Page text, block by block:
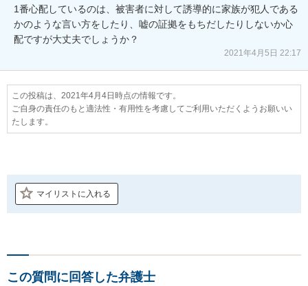
1番心配しているのは、被害者に対して誘導的に家族が犯人である
かのような言い方をしたり、嘘の証拠をもちだしたりしないか心
配ですが大丈夫でしょうか？
2021年4月5日 22:17
この投稿は、2021年4月4日時点の情報です。
ご自身の責任のもと適法性・有用性を考慮してご利用いただくようお願いい
たします。
マイリストに入れる
この質問に回答した弁護士